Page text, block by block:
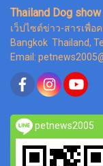
Thailand Dog show
เว็ปไซต์ข่าว-สารเพื่อ
Bangkok Thailand,
Email:
petnews2005